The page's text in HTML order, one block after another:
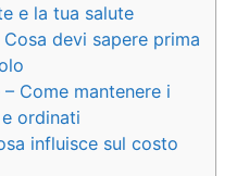
e la tua salute
devi sapere prima
Come mantenere i
ordinati
influisce sul costo